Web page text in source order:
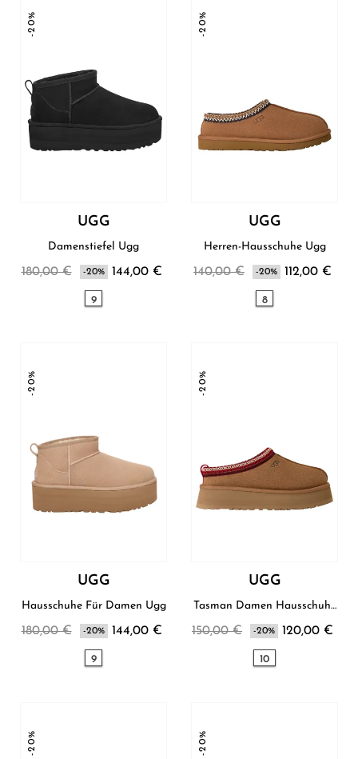
-20%
UGG
Damenstiefel Ugg
180,00 € -20% 144,00 €
9
-20%
UGG
Herren-Hausschuhe Ugg
140,00 € -20% 112,00 €
8
-20%
UGG
Hausschuhe Für Damen Ugg
180,00 € -20% 144,00 €
9
-20%
UGG
Tasman Damen Hausschuhe
150,00 € -20% 120,00 €
10
-20% -20%